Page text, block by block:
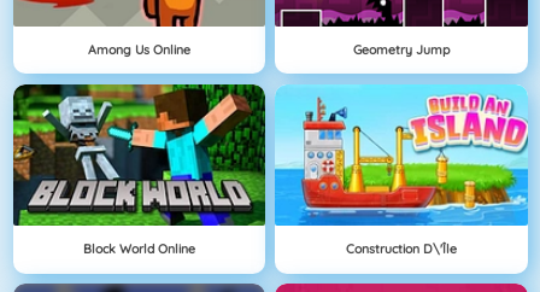
Among Us Online Geometry Jump
Block World Online Construction D\'île